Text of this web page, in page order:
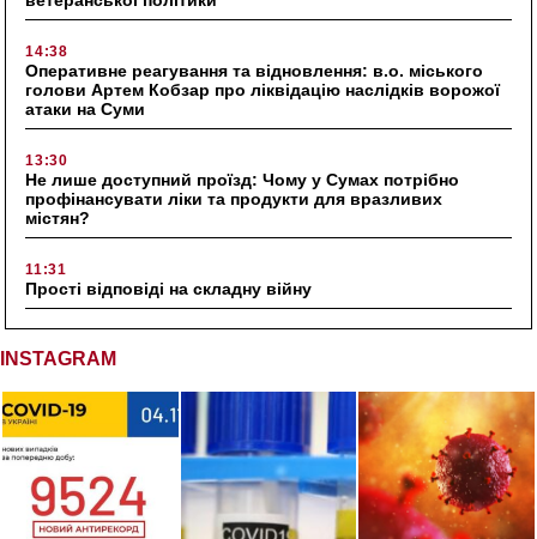
14:38
Оперативне реагування та відновлення: в.о. міського
голови Артем Кобзар про ліквідацію наслідків ворожої
атаки на Суми
13:30
Не лише доступний проїзд: Чому у Сумах потрібно
профінансувати ліки та продукти для вразливих
містян?
11:31
Прості відповіді на складну війну
INSTAGRAM